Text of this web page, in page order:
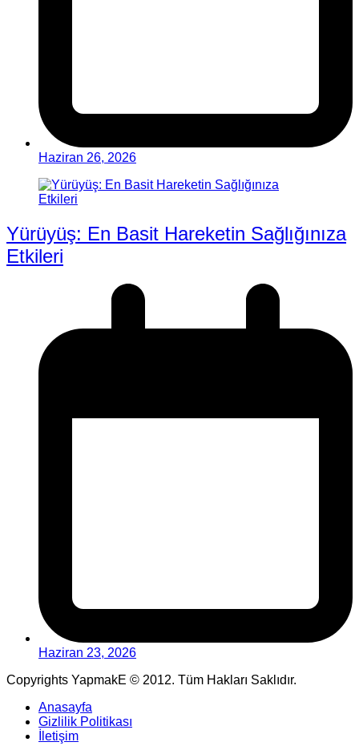
Haziran 26, 2026
Yürüyüş: En Basit Hareketin Sağlığınıza
Etkileri
Haziran 23, 2026
Copyrights YapmakE © 2012. Tüm Hakları Saklıdır.
Anasayfa
Gizlilik Politikası
İletişim